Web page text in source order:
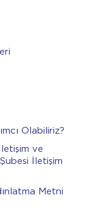
Olabiliriz?
ve
İletişim
Metni